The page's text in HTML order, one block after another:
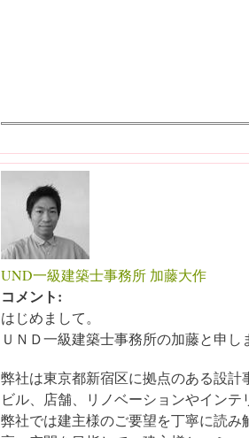
UND一級建築士事務所 加藤大作
コメント:
はじめまして。
ＵＮＤ一級建築士事務所の加藤と申し
弊社は東京都新宿区に拠点のある設
ビル、店舗、リノベーションやインテ
弊社では建主様のご要望を丁寧に読